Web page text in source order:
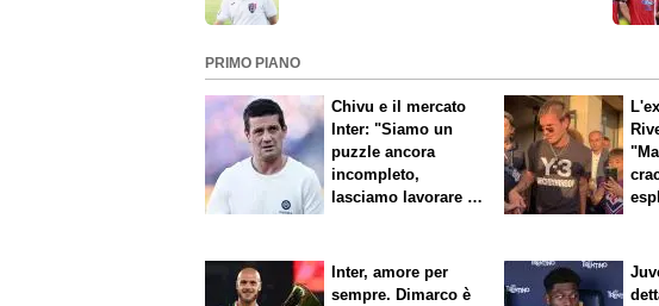
PRIMO PIANO
Chivu e il mercato
Inter: "Siamo un
puzzle ancora
incompleto,
lasciamo lavorare i
Inter, amore per
sempre. Dimarco è